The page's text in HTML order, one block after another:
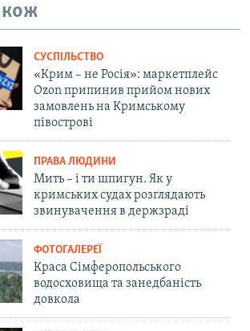
СУСПІЛЬСТВО
«Крим – не Росія»: маркетплейс
Ozon припинив прийом нових
замовлень на Кримському
півострові
ПРАВА ЛЮДИНИ
Мить – і ти шпигун. Як у
кримських судах розглядають
звинувачення в держзраді
ФОТОГАЛЕРЕЇ
Краса Сімферопольського
водосховища та занедбаність
довкола